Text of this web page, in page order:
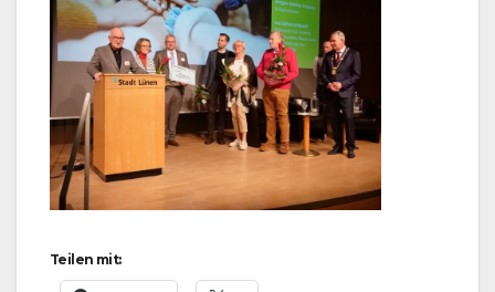
Teilen mit: